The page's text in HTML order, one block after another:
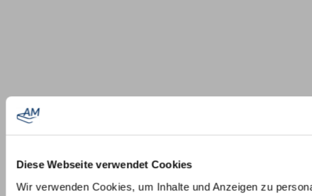
Diese Webseite verwendet Cookies
Wir verwenden Cookies, um Inhalte und Anzeigen zu